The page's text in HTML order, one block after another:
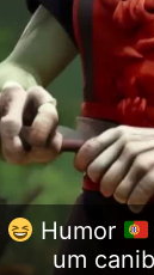
Humor
um